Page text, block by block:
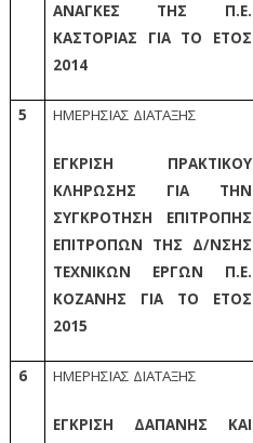
ΝΆΓΚΕΣ ΤΗΣ Π.Ε. Κ
ΑΣΤΟΡΙΑΣ ΓΙΑ ΤΟ ΕΤΟΣ 2
014
5 ΗΜΕΡΗΣΙΑΣ ΔΙΑΤΑΞΗΣ
ΕΓΚΡΙΣΗ ΠΡΑΚΤΙΚΟΥ
ΚΛΗΡΩΣΗΣ ΓΙΑ ΤΗΝ
ΣΥΓΚΡΟΤΗΣΗ ΕΠΙΤΡΟΠΉΣ
ΕΠΙΤΡΟΠΩΝ ΤΗΣ Δ/ΝΣΗΣ
ΤΕΧΝΙΚΩΝ ΕΡΓΩΝ Π.Ε.
ΚΟΖΑΝΗΣ ΓΙΑ ΤΟ ΈΤΟΣ
2015
6 ΗΜΕΡΗΣΙΑΣ ΔΙΑΤΑΞΗΣ
ΕΓΚΡΙΣΗ ΔΑΠΑΝΗΣ ΚΑΙ